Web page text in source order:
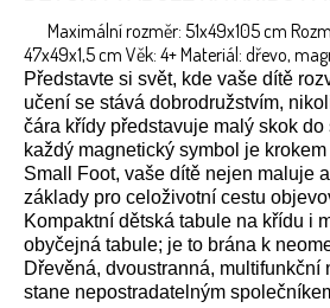
Maximální rozměr: 51x49x105 cm
47x49x1,5 cm Věk: 4+ Materiál: dřevo,
Představte si svět, kde vaše dítě
učení se stává dobrodružstvím,
čára křídy představuje malý skok do
každý magnetický symbol je
Small Foot, vaše dítě nejen maluje
základy pro celoživotní cestu
Kompaktní dětská tabule na křídu i
obyčejná tabule; je to brána k
Dřevěná, dvoustranná, multifunkční
stane nepostradatelným